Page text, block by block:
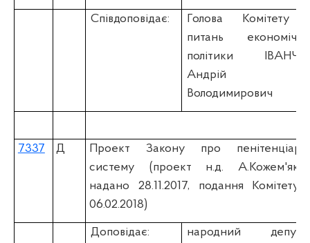
Співдоповідає:
Голова Комітету
питань
політики
Андрій
Володимирович
7337 Д
Проект Закону про
систему (проект н.д.
надано 28.11.2017, подання Комітету
06.02.2018)
Доповідає:
народний